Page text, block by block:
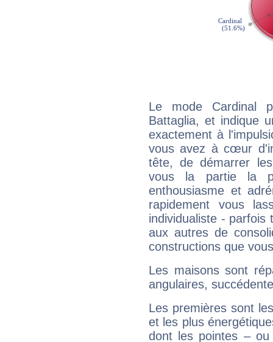
Le mode Cardinal
Battaglia, et indique
exactement à
vous avez à cœur
tête, de démarrer
vous la partie la
enthousiasme et
rapidement vous
individualiste -
aux autres de
constructions que
Les maisons sont
angulaires,
Les premières sont
et les plus
dont les pointes –